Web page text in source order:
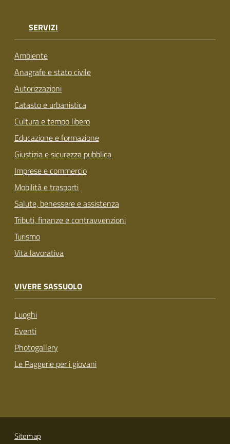
SERVIZI
Ambiente
Anagrafe e stato civile
Autorizzazioni
Catasto e urbanistica
Cultura e tempo libero
Educazione e formazione
Giustizia e sicurezza pubblica
Imprese e commercio
Mobilità e trasporti
Salute, benessere e assistenza
Tributi, finanze e contravvenzioni
Turismo
Vita lavorativa
VIVERE SASSUOLO
Luoghi
Eventi
Photogallery
Le Paggerie per i giovani
Sitemap